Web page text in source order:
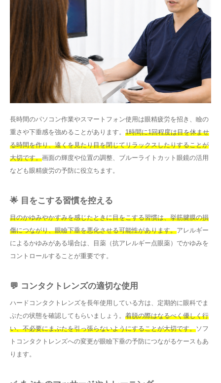
長時間のパソコン作業やスマートフォン使用は眼精疲労を招き、瞼の
重さや下垂感を強めることがあります。 1時間に1回程度は目を休ませ
る時間を作り、遠くを見たり目を閉じてリラックスしたりすることが
大切です。画面の輝度や位置の調整、ブルーライトカット眼鏡の活用
なども眼精疲労の予防に役立ちます。
🌟 目をこする習慣を控える
目のかゆみやかすみを感じたときに目をこする習慣は、挙筋腱膜の損
傷につながり、眼瞼下垂を悪化させる可能性があります。アレルギー
によるかゆみがある場合は、目薬（抗アレルギー点眼薬）でかゆみを
コントロールすることが重要です。
💬 コンタクトレンズの適切な使用
ハードコンタクトレンズを長年使用している方は、定期的に眼科でま
ぶたの状態を確認してもらいましょう。 着脱の際はなるべく優しく行
い、不必要にまぶたを引っ張らないようにすることが大切です。ソフ
トコンタクトレンズへの変更が眼瞼下垂の予防につながるケースもあ
ります。